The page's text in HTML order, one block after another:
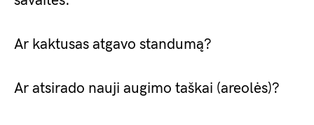
Ar kaktusas atgavo standumą?
Ar atsirado nauji augimo taškai (areolės)?